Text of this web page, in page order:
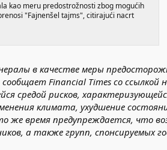
kao meru predostrožnosti zbog mogućih
"Fajnenšel tajms", citirajući nacrt
в качестве меры
Financial Times со ссылкой
средой рисков,
климата, ухудшение
же время предупреждается, что
а также групп, спонсируемых